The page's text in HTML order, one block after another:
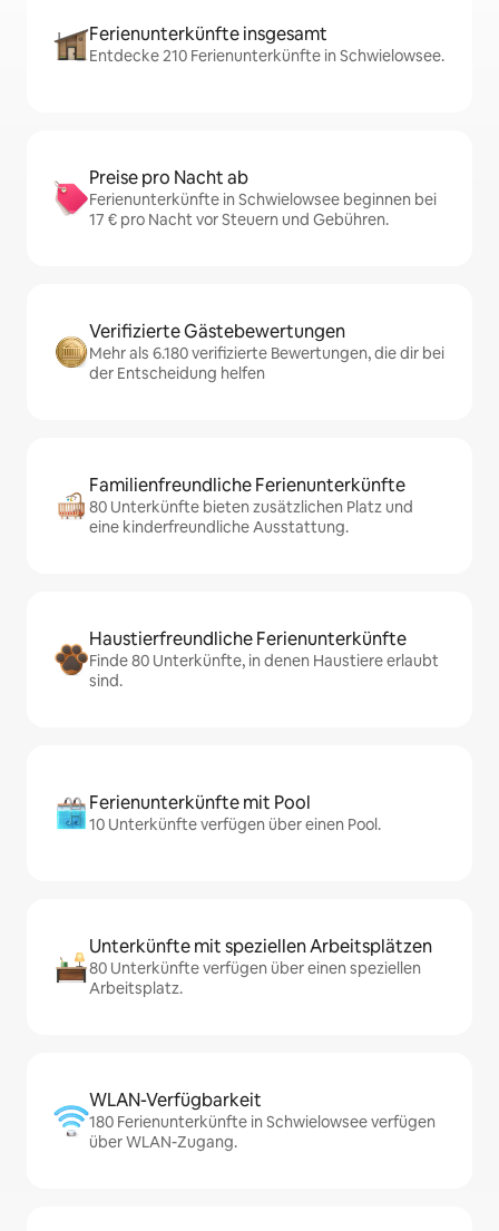
Ferienunterkünfte insgesamt
Entdecke 210 Ferienunterkünfte in Schwielowsee.
Preise pro Nacht ab
Ferienunterkünfte in Schwielowsee beginnen bei
17 € pro Nacht vor Steuern und Gebühren.
Verifizierte Gästebewertungen
Mehr als 6.180 verifizierte Bewertungen, die dir bei
der Entscheidung helfen
Familienfreundliche Ferienunterkünfte
80 Unterkünfte bieten zusätzlichen Platz und
eine kinderfreundliche Ausstattung.
Haustierfreundliche Ferienunterkünfte
Finde 80 Unterkünfte, in denen Haustiere erlaubt
sind.
Ferienunterkünfte mit Pool
10 Unterkünfte verfügen über einen Pool.
Unterkünfte mit speziellen Arbeitsplätzen
80 Unterkünfte verfügen über einen speziellen
Arbeitsplatz.
WLAN-Verfügbarkeit
180 Ferienunterkünfte in Schwielowsee verfügen
über WLAN-Zugang.